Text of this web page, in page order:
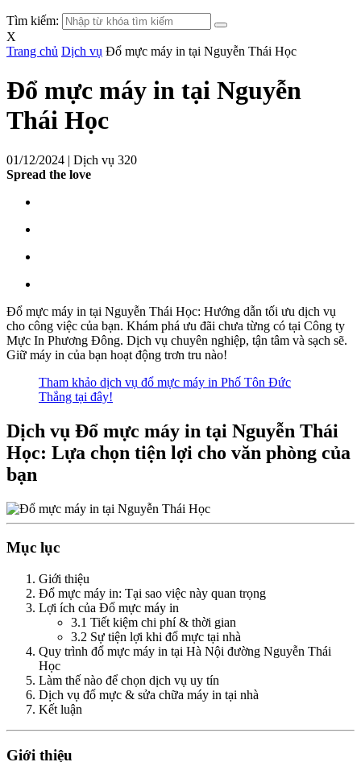
Tìm kiếm:
X
Trang chủ Dịch vụ Đổ mực máy in tại Nguyễn Thái Học
Đổ mực máy in tại Nguyễn
Thái Học
01/12/2024 | Dịch vụ 320
Spread the love
Đổ mực máy in tại Nguyễn Thái Học: Hướng dẫn tối ưu dịch vụ
cho công việc của bạn. Khám phá ưu đãi chưa từng có tại Công ty
Mực In Phương Đông. Dịch vụ chuyên nghiệp, tận tâm và sạch sẽ.
Giữ máy in của bạn hoạt động trơn tru nào!
Tham khảo dịch vụ đổ mực máy in Phố Tôn Đức
Thắng tại đây!
Dịch vụ Đổ mực máy in tại Nguyễn Thái
Học: Lựa chọn tiện lợi cho văn phòng của
bạn
Mục lục
Giới thiệu
Đổ mực máy in: Tại sao việc này quan trọng
Lợi ích của Đổ mực máy in
3.1 Tiết kiệm chi phí & thời gian
3.2 Sự tiện lợi khi đổ mực tại nhà
Quy trình đổ mực máy in tại Hà Nội đường Nguyễn Thái
Học
Làm thế nào để chọn dịch vụ uy tín
Dịch vụ đổ mực & sửa chữa máy in tại nhà
Kết luận
Giới thiệu